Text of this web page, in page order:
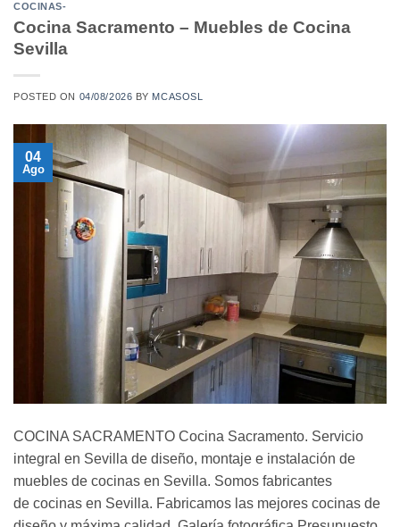
COCINAS-
Cocina Sacramento – Muebles de Cocina
Sevilla
POSTED ON 04/08/2026 BY MCASOSL
04
Ago
COCINA SACRAMENTO Cocina Sacramento. Servicio
integral en Sevilla de diseño, montaje e instalación de
muebles de cocinas en Sevilla. Somos fabricantes
de cocinas en Sevilla. Fabricamos las mejores cocinas de